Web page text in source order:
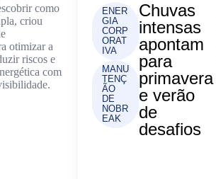
como
criou
otimizar a
riscos e
com
ENER
GIA
CORP
ORAT
IVA
MANU
TENÇ
ÃO
DE
NOBR
EAK
Chuvas
intensas
apontam
para
primavera
e verão
de
desafios